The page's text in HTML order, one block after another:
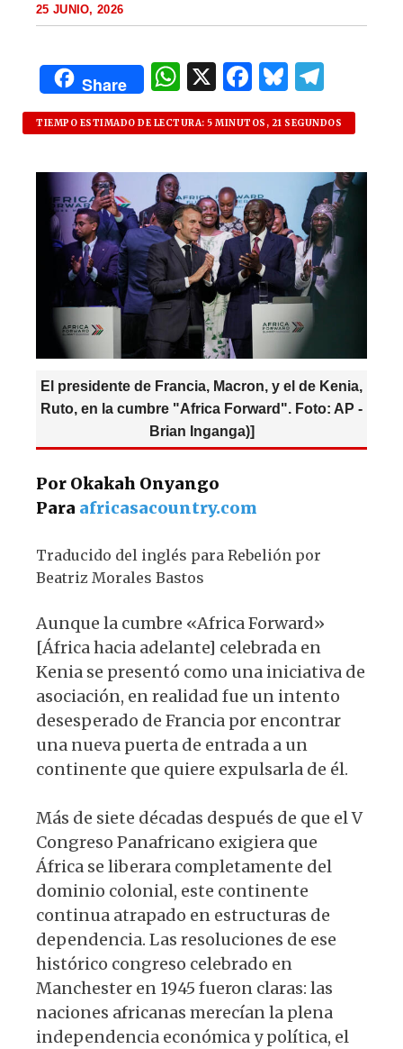
25 JUNIO, 2026
Share
W
h
at
s
A
p
p
X F
a
c
e
b
o
o
k
B
lu
es
k
el
e
g
ra
m
TIEMPO ESTIMADO DE LECTURA: 5 MINUTOS, 21 SEGUNDOS
El presidente de Francia, Macron, y el de Kenia,
Ruto, en la cumbre "Africa Forward". Foto: AP -
Brian Inganga)]
Por Okakah Onyango
Para africasacountry.com
Traducido del inglés para Rebelión por
Beatriz Morales Bastos
Aunque la cumbre «Africa Forward»
[África hacia adelante] celebrada en
Kenia se presentó como una iniciativa de
asociación, en realidad fue un intento
desesperado de Francia por encontrar
una nueva puerta de entrada a un
continente que quiere expulsarla de él.
Más de siete décadas después de que el V
Congreso Panafricano exigiera que
África se liberara completamente del
dominio colonial, este continente
continua atrapado en estructuras de
dependencia. Las resoluciones de ese
histórico congreso celebrado en
Manchester en 1945 fueron claras: las
naciones africanas merecían la plena
independencia económica y política, el